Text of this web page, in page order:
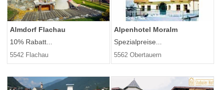
Almdorf Flachau
10% Rabatt...
5542 Flachau
Alpenhotel Moralm
Spezialpreise...
5562 Obertauern